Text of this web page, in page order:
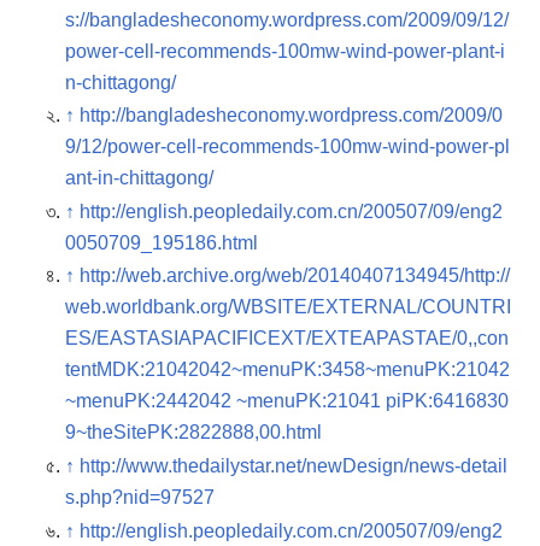
s://bangladesheconomy.wordpress.com/2009/09/12/
power-cell-recommends-100mw-wind-power-plant-i
n-chittagong/
↑ http://bangladesheconomy.wordpress.com/2009/0
9/12/power-cell-recommends-100mw-wind-power-pl
ant-in-chittagong/
↑ http://english.peopledaily.com.cn/200507/09/eng2
0050709_195186.html
↑ http://web.archive.org/web/20140407134945/http://
web.worldbank.org/WBSITE/EXTERNAL/COUNTRI
ES/EASTASIAPACIFICEXT/EXTEAPASTAE/0,,con
tentMDK:21042042~menuPK:3458~menuPK:21042
~menuPK:2442042 ~menuPK:21041 piPK:6416830
9~theSitePK:2822888,00.html
↑ http://www.thedailystar.net/newDesign/news-detail
s.php?nid=97527
↑ http://english.peopledaily.com.cn/200507/09/eng2